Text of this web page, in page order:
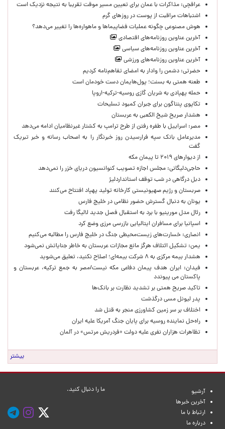
عراقچی: مذاکرات با عمان برای تعیین مسیر موقت تقریبا به نتیجه نزدیک است
اشتباهات مراقبت از پوست در روزهای گرم
هوش مصنوعی چگونه عملیات فضاپیماها و ماهواره‌ها را تغییر می‌دهد؟
آخرین عناوین روزنامه‌های اقتصادی
آخرین عناوین روزنامه‌های سیاسی
آخرین عناوین روزنامه‌های ورزشی
حضرتی: دشمن را وادار به امضای تفاهم‌نامه کردیم
طعنه همتی به بسنت؛ پول‌هایمان دست خودمان است
حمله پهپادی به شریان گازی روسیه-ترکیه-اروپا
تکاپوی پنتاگون برای جبران کمبود تسلیحات
هشدار صریح شیخ الکعبی به عربستان
مصر: اسراییل با طفره رفتن از طرح ترامپ به کشتار غیرنظامیان ادامه می‌دهد
مدیرعامل بانک سپه فرارسیدن روز خبرنگار را به اصحاب رسانه و خبر تبریک
گفت
از دیوارهای ۲۰۱۹ تا پیمان مکه
حاجی‌دلیگانی: مجلس اجازه تصویب کنوانسیون دریای خزر را نمی‌دهد
دبل درگاهی در شب توقف استانداردلیژ
صربستان و رژیم صهیونیستی کارخانه تولید پهپاد افتتاح می‌کنند
یونان به دنبال گسترش حضور نظامی در خلیج فارس
رئال مدل مورینیو با برد به استقبال فصل جدید لالیگا رفت
اسپانیا برای مسافران ایتالیایی بازرسی مرزی وضع کرد
انصاری: خسارت‌های زیست‌محیطی جنگ در خلیج فارس را مطالبه‌ می‌کنیم
یمن: تشکیل ائتلاف هرگز مانع مجازات عربستان به خاطر جنایاتش نمی‌شود
هشدار بیمه مرکزی به ۸ شرکت بیمه‌ای؛ اصلاح نکنید، تعلیق می‌شوید
فیدان: ایران هدف پیمان دفاعی مکه نیست/مصر به جمع ترکیه، عربستان و
پاکستان می پیوندد
تاکید صریح همتی بر تشدید نظارت بر بانک‌ها
پدر لیونل مسی درگذشت
اختلاف بر سر زمین کشاورزی منجر به قتل شد
راه‌حل نماینده روسیه برای پایان جنگ آمریکا علیه ایران
تظاهرات هزاران نفری علیه دولت «فردریش مرتس» در آلمان
بیشتر
آرشیو
آخرین خبرها
ارتباط با ما
درباره ما
ما را دنبال کنید.